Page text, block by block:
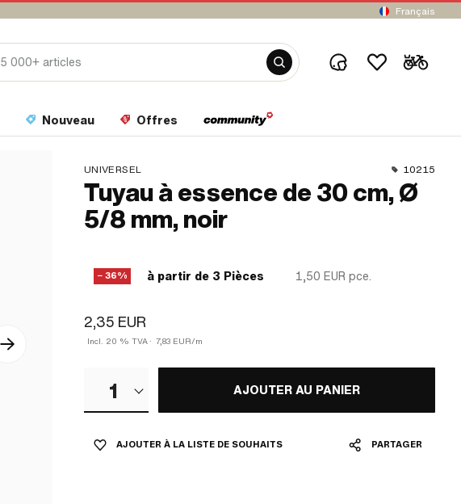
Français
Nouveau Offres
UNIVERSEL 10215
Tuyau à essence de 30 cm, Ø
5/8 mm, noir
− 36% à partir de 3 Pièces 1,50 EUR pce.
2,35 EUR
Incl. 20 % TVA · 7,83 EUR/m
1 AJOUTER AU PANIER
AJOUTER À LA LISTE DE SOUHAITS PARTAGER